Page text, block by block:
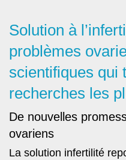
Solution à
problèmes
scientifiques qui
recherches les
De nouvelles
ovariens
La solution infertilité